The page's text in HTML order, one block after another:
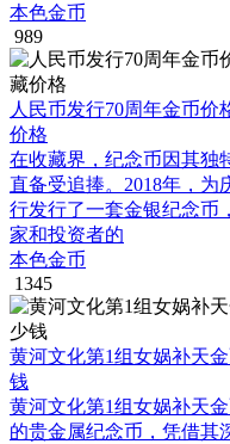
本色金币
989
人民币发行70周年金币价
价格
在收藏界，纪念币因其独
直备受追捧。2018年，为
行发行了一套金银纪念币
家和投资者的
本色金币
1345
黄河文化第1组女娲补天
钱
黄河文化第1组女娲补天
的贵金属纪念币，凭借其